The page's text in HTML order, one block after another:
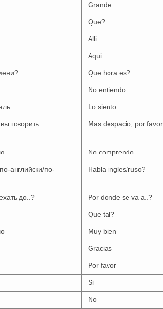
Grande
Que?
Alli
Aqui
Que hora es?
No entiendo
Lo siento.
говорить
Mas despacio, por favor.
No comprendo.
английски/по-
Habla ingles/ruso?
до..? Por donde se va a..?
Que tal?
Muy bien
Gracias
Por favor
Si
No